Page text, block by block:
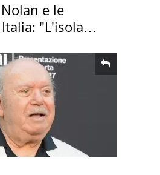
e le
"L'isola